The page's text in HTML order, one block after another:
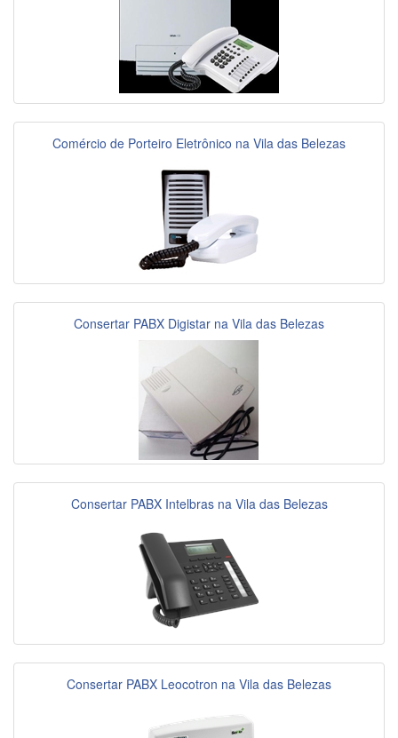
Comércio de Porteiro Eletrônico na Vila das Belezas
Consertar PABX Digistar na Vila das Belezas
Consertar PABX Intelbras na Vila das Belezas
Consertar PABX Leocotron na Vila das Belezas